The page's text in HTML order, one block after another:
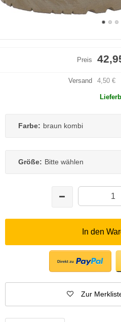
Preis
Versand 4,50 €
Farbe: braun kombi
Größe: Bitte wählen
In den
Zur